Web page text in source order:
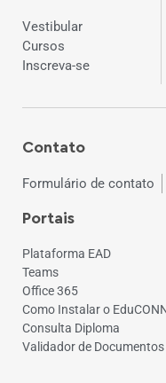
Vestibular
Cursos
Inscreva-se
Contato
Formulário de contato
Portais
Plataforma EAD
Teams
Office 365
Como Instalar o
Consulta Diploma
Validador de Documentos